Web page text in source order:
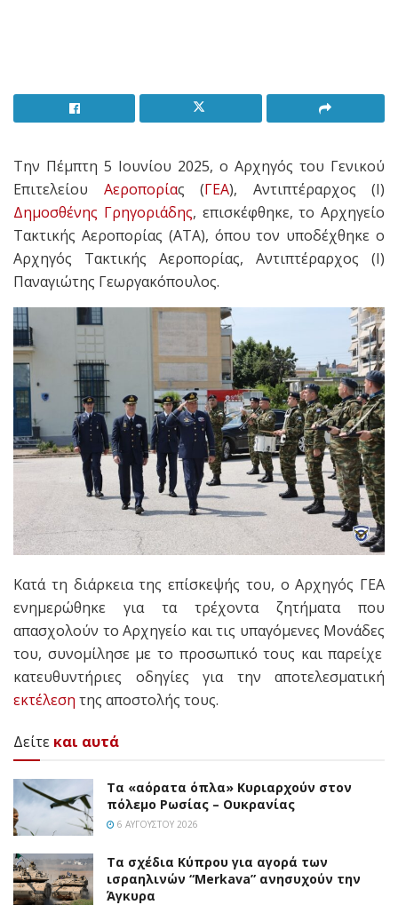
Την Πέμπτη 5 Ιουνίου 2025, ο Αρχηγός του Γενικού
Επιτελείου Αεροπορίας (ΓΕΑ), Αντιπτέραρχος (Ι)
Δημοσθένης Γρηγοριάδης, επισκέφθηκε, το Αρχηγείο
Τακτικής Αεροπορίας (ΑΤΑ), όπου τον υποδέχθηκε ο
Αρχηγός Τακτικής Αεροπορίας, Αντιπτέραρχος (Ι)
Παναγιώτης Γεωργακόπουλος.
Κατά τη διάρκεια της επίσκεψής του, ο Αρχηγός ΓΕΑ
ενημερώθηκε για τα τρέχοντα ζητήματα που
απασχολούν το Αρχηγείο και τις υπαγόμενες Μονάδες
του, συνομίλησε με το προσωπικό τους και παρείχε
κατευθυντήριες οδηγίες για την αποτελεσματική
εκτέλεση της αποστολής τους.
Δείτε και αυτά
Τα «αόρατα όπλα» Κυριαρχούν στον
πόλεμο Ρωσίας – Ουκρανίας
6 ΑΥΓΟΎΣΤΟΥ 2026
Τα σχέδια Κύπρου για αγορά των
ισραηλινών “Merkava” ανησυχούν την
Άγκυρα